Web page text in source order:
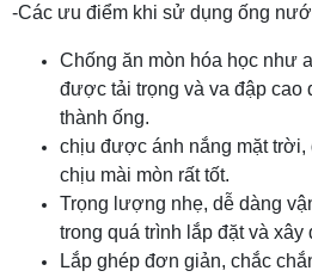
-Các ưu điểm khi sử dụng ống
Chống ăn mòn hóa học như
được tải trọng và va đập cao
thành ống.
chịu được ánh nắng mặt trời,
chịu mài mòn rất tốt.
Trọng lượng nhẹ, dễ dàng
trong quá trình lắp đặt và
Lắp ghép đơn giản, chắc